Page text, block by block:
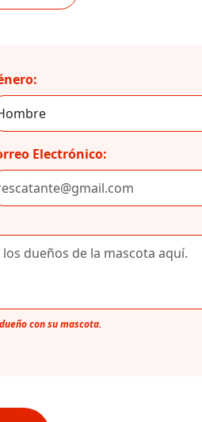
Electrónico:
con su mascota.